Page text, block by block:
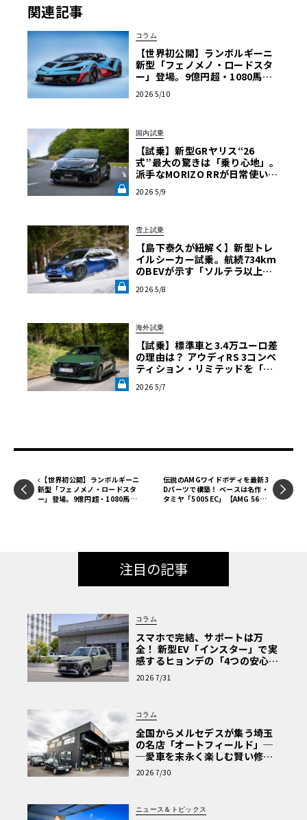
関連記事
コラム
【世界初公開】ランボルギーニ
新型「フェノメノ・ロードスタ
ー」登場。9億円超・1080馬力
2026 5/10
国内試乗
【試乗】新型GRヤリス“26
式”最大の驚きは「乗り心地」。
派手なMORIZO RRが日常使いに
B》
2026 5/9
雪上試乗
【島下泰久が紐解く】新型トレ
イルシーカー試乗。航続734km
のBEVが示す「ソルテラ以上の
AB》
2026 5/8
海外試乗
【試乗】標準車と3.4万ユーロ差
の理由は？ アウディRS 3コンペ
ティション・リミテッドを「ほ
心《LE VOLANT LAB》
2026 5/7
【世界初公開】ランボルギーニ
新型「フェノメノ・ロードスタ
ー」登場。9億円超・1080馬力
伝説のAMGワイドボディを最新3
Dパーツで構築！ ベースは名作・
タミヤ「500SEC」【AMG 560S
注目の記事
コラム
スマホで完結、サポートは万
全！ 新型EV「インスター」で実
感するヒョンデの「4つの安心」
【第1回・ヒョンデ6つの疑問：
Why? Hyundai?】〈PR〉
2026 7/31
コラム
全国からメルセデスが集う埼玉
の名店「オートフィールド」─
─愛車を末永く楽しむ賢い修理
術と、プロがフックス製オイル
を選ぶ理由〈PR〉
2026 7/30
ニュース＆トピックス